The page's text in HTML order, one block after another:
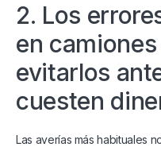
2. Los
en
evitarlos
cuesten
Las averías más habituales